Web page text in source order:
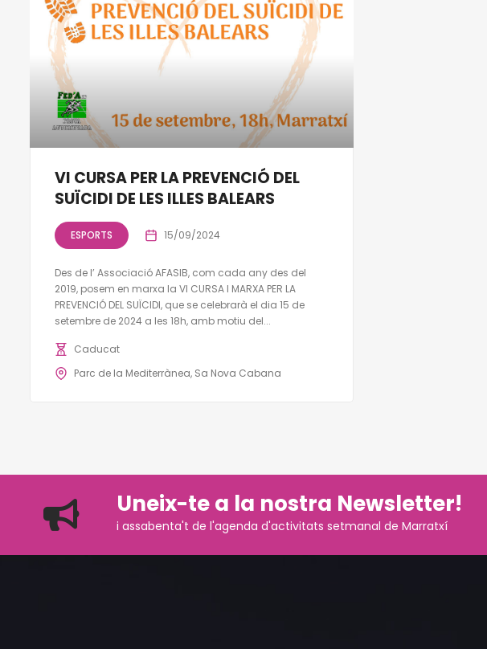
VI CURSA PER LA PREVENCIÓ DEL
SUÏCIDI DE LES ILLES BALEARS
ESPORTS 15/09/2024
Des de l’ Associació AFASIB, com cada any des del
2019, posem en marxa la VI CURSA I MARXA PER LA
PREVENCIÓ DEL SUÏCIDI, que se celebrarà el dia 15 de
setembre de 2024 a les 18h, amb motiu del...
Caducat
Parc de la Mediterrànea, Sa Nova Cabana
Uneix-te a la nostra Newsletter!
i assabenta't de l'agenda d'activitats setmanal de Marratxí